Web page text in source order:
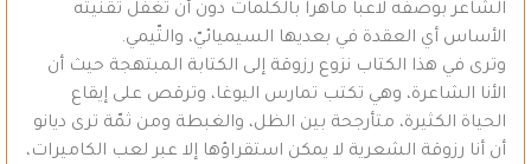
الشاعر بوصفه لاعباً ماهراً بالكلمات دون أن تغفل تقنيته
الأساس أي العقدة في بعديها السيميائيّ، والتّيمي.
وترى في هذا الكتاب نزوع رزوقة إلى الكتابة المبتهجة حيث أن
الأنا الشاعرة، وهي تكتب تمارس اليوغا، وترقص على إيقاع
الحياة الكثيرة، متأرجحة بين الظل، والغبطة ومن ثمّة ترى ديانو
أن أنا رزوقة الشعرية لا يمكن استقراؤها إلا عبر لعب الكاميرات،